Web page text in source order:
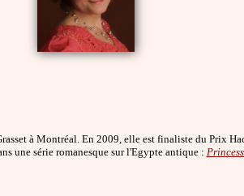
à Montréal. En 2009, elle est finaliste du Prix
une série romanesque sur l'Egypte antique :